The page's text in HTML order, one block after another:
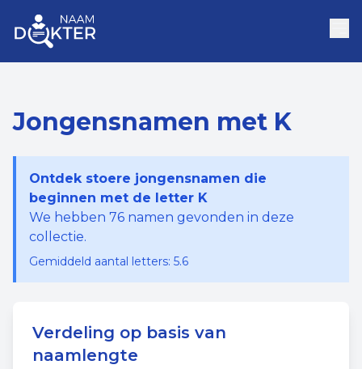
Jongensnamen met K
Ontdek stoere jongensnamen die
beginnen met de letter K
We hebben 76 namen gevonden in deze
collectie.
Gemiddeld aantal letters: 5.6
Verdeling op basis van
naamlengte